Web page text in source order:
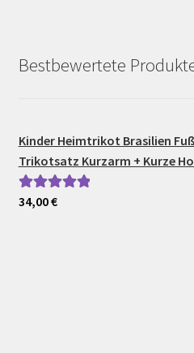
Bestbewertete
Kinder Heimtrikot Brasilien
Trikotsatz Kurzarm + Kurze
Bewertet mit
34,00€